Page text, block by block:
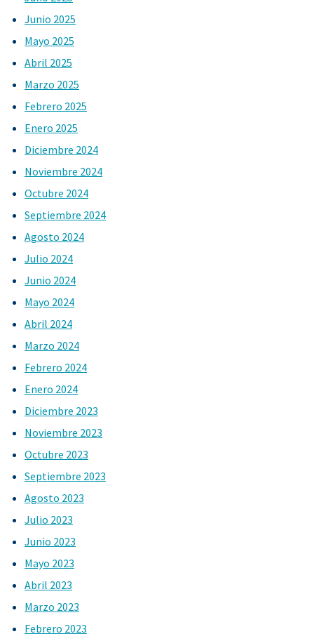
Junio 2025
Mayo 2025
Abril 2025
Marzo 2025
Febrero 2025
Enero 2025
Diciembre 2024
Noviembre 2024
Octubre 2024
Septiembre 2024
Agosto 2024
Julio 2024
Junio 2024
Mayo 2024
Abril 2024
Marzo 2024
Febrero 2024
Enero 2024
Diciembre 2023
Noviembre 2023
Octubre 2023
Septiembre 2023
Agosto 2023
Julio 2023
Junio 2023
Mayo 2023
Abril 2023
Marzo 2023
Febrero 2023